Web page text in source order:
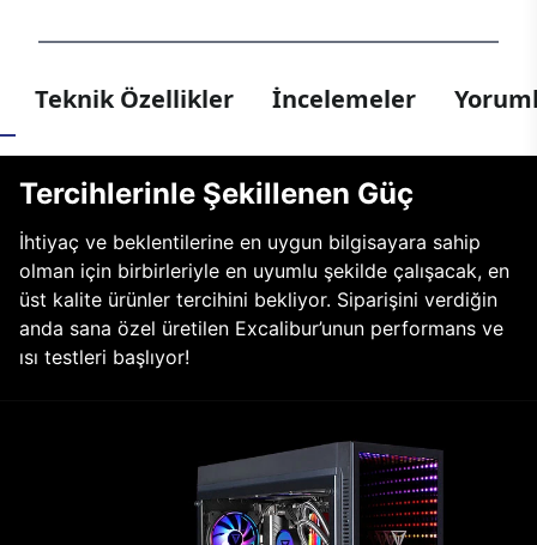
Teknik Özellikler İncelemeler
Tercihlerinle Şekillenen Güç
İhtiyaç ve beklentilerine en uygun bilgisayara sahip
olman için birbirleriyle en uyumlu şekilde çalışacak, en
üst kalite ürünler tercihini bekliyor. Siparişini verdiğin
anda sana özel üretilen Excalibur’unun performans ve
ısı testleri başlıyor!